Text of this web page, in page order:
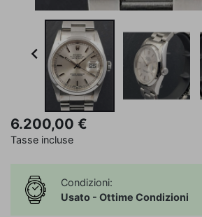

6.200,00 €
Tasse incluse
Condizioni:
Usato - Ottime Condizioni